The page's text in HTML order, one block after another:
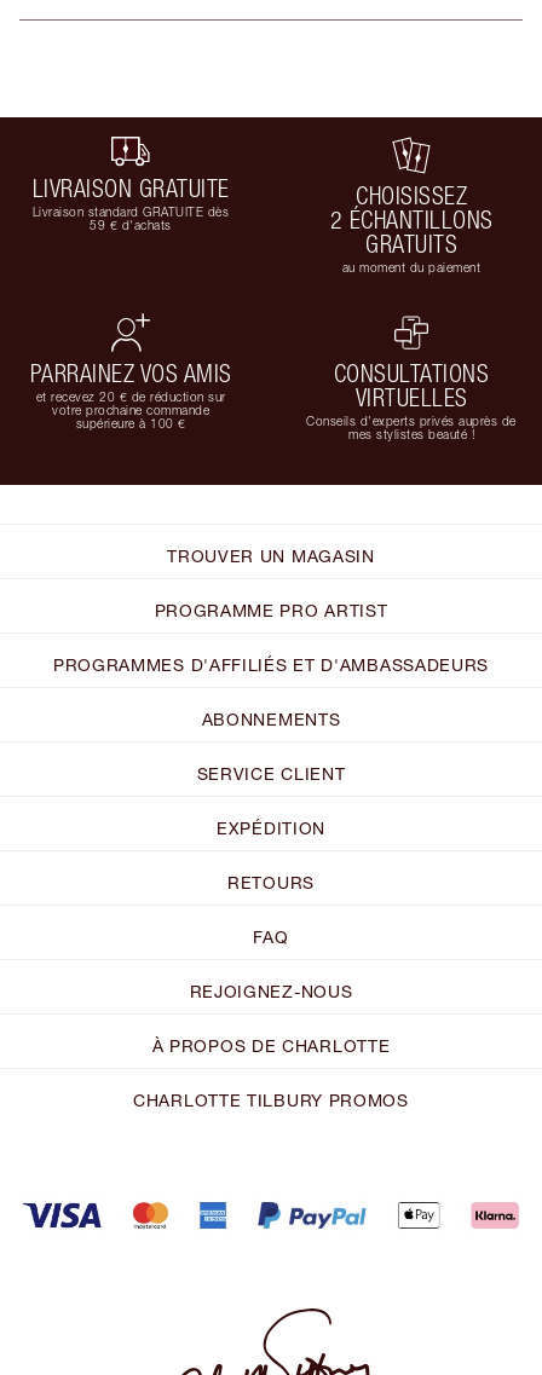
LIVRAISON GRATUITE
Livraison standard GRATUITE dès
59 € d'achats
CHOISISSEZ
2 ÉCHANTILLONS
GRATUITS
au moment du paiement
PARRAINEZ VOS AMIS
et recevez 20 € de réduction sur
votre prochaine commande
supérieure à 100 €
CONSULTATIONS
VIRTUELLES
Conseils d'experts privés auprès de
mes stylistes beauté !
TROUVER UN MAGASIN
PROGRAMME PRO ARTIST
PROGRAMMES D'AFFILIÉS ET D'AMBASSADEURS
ABONNEMENTS
SERVICE CLIENT
EXPÉDITION
RETOURS
FAQ
REJOIGNEZ-NOUS
À PROPOS DE CHARLOTTE
CHARLOTTE TILBURY PROMOS